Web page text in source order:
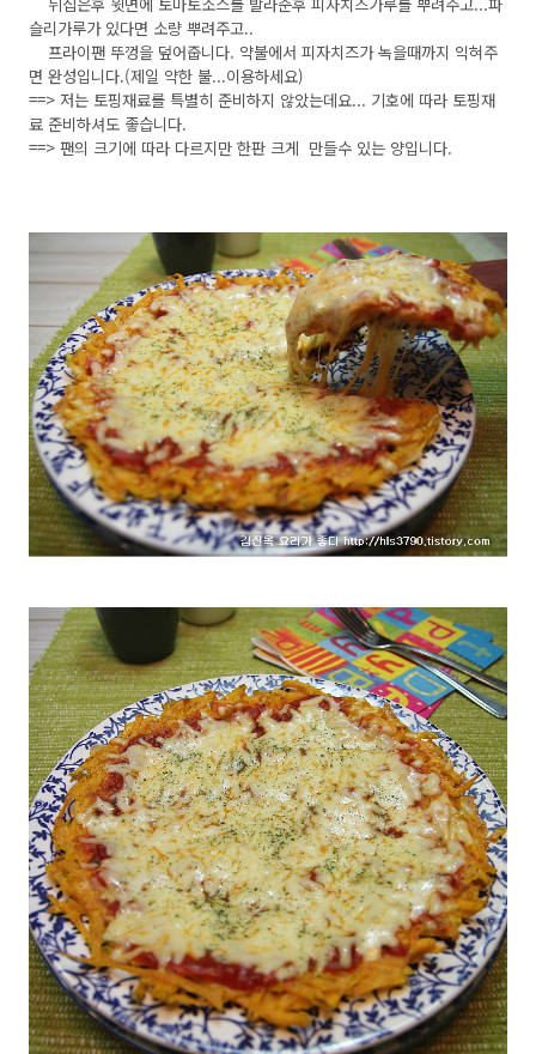
뒤집은후 윗면에 토마토소스를 발라준후 피자치즈가루를 뿌려주고...파
슬리가루가 있다면 소량 뿌려주고..
프라이팬 뚜껑을 덮어줍니다. 약불에서 피자치즈가 녹을때까지 익혀주
면 완성입니다.(제일 약한 불...이용하세요)
==> 저는 토핑재료를 특별히 준비하지 않았는데요... 기호에 따라 토핑재
료 준비하셔도 좋습니다.
==> 팬의 크기에 따라 다르지만 한판 크게 만들수 있는 양입니다.